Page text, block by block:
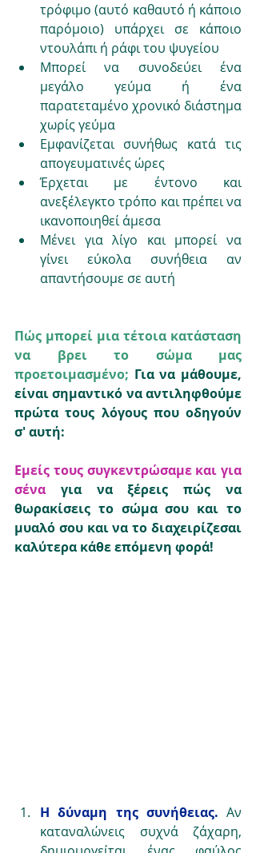
τρόφιμο (αυτό καθαυτό ή κάποιο
παρόμοιο) υπάρχει σε κάποιο
ντουλάπι ή ράφι του ψυγείου
Μπορεί να συνοδεύει ένα
μεγάλο γεύμα ή ένα
παρατεταμένο χρονικό διάστημα
χωρίς γεύμα
Εμφανίζεται συνήθως κατά τις
απογευματινές ώρες
Έρχεται με έντονο και
ανεξέλεγκτο τρόπο και πρέπει να
ικανοποιηθεί άμεσα
Μένει για λίγο και μπορεί να
γίνει εύκολα συνήθεια αν
απαντήσουμε σε αυτή
Πώς μπορεί μια τέτοια κατάσταση
να βρει το σώμα μας
προετοιμασμένο; Για να μάθουμε,
είναι σημαντικό να αντιληφθούμε
πρώτα τους λόγους που οδηγούν
σ' αυτή:
Εμείς τους συγκεντρώσαμε και για
σένα για να ξέρεις πώς να
θωρακίσεις το σώμα σου και το
μυαλό σου και να το διαχειρίζεσαι
καλύτερα κάθε επόμενη φορά!
Η δύναμη της συνήθειας. Αν
καταναλώνεις συχνά ζάχαρη,